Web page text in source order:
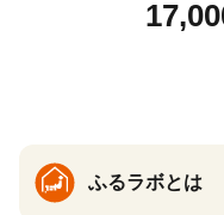
の香り ダブル 12ロール
ふるラボとは